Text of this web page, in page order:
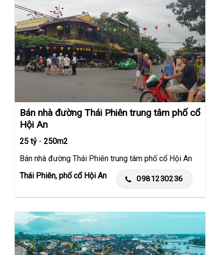
Bán nhà đường Thái Phiên trung tâm phố cổ
Hội An
25 tỷ - 250m2
Bán nhà đường Thái Phiên trung tâm phố cổ Hội An
Thái Phiên, phố cổ Hội An
0981230236